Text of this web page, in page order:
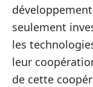
seulement
les
leur
de cette